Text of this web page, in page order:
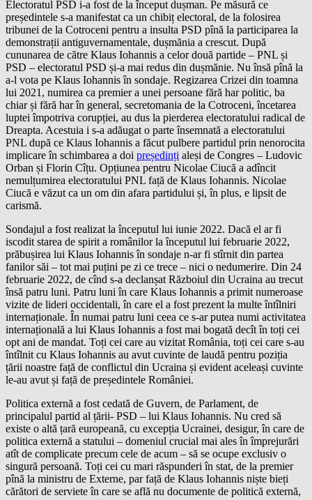
Electoratul PSD i-a fost de la început dușman. Pe măsură ce
președintele s-a manifestat ca un chibiț electoral, de la folosirea
tribunei de la Cotroceni pentru a insulta PSD pînă la participarea la
demonstrații antiguvernamentale, dușmănia a crescut. După
cununarea de către Klaus Iohannis a celor două partide – PNL și
PSD – electoratul PSD și-a mai redus din dușmănie. Nu însă pînă la
a-l vota pe Klaus Iohannis în sondaje. Regizarea Crizei din toamna
lui 2021, numirea ca premier a unei persoane fără har politic, ba
chiar și fără har în general, secretomania de la Cotroceni, încetarea
luptei împotriva corupției, au dus la pierderea electoratului radical de
Dreapta. Acestuia i s-a adăugat o parte însemnată a electoratului
PNL după ce Klaus Iohannis a făcut pulbere partidul prin nenorocita
implicare în schimbarea a doi președinți aleși de Congres – Ludovic
Orban și Florin Cîțu. Opțiunea pentru Nicolae Ciucă a adîncit
nemulțumirea electoratului PNL față de Klaus Iohannis. Nicolae
Ciucă e văzut ca un om din afara partidului și, în plus, e lipsit de
carismă.
Sondajul a fost realizat la începutul lui iunie 2022. Dacă el ar fi
iscodit starea de spirit a românilor la începutul lui februarie 2022,
prăbușirea lui Klaus Iohannis în sondaje n-ar fi stîrnit din partea
fanilor săi – tot mai puțini pe zi ce trece – nici o nedumerire. Din 24
februarie 2022, de cînd s-a declanșat Războiul din Ucraina au trecut
însă patru luni. Patru luni în care Klaus Iohannis a primit numeroase
vizite de lideri occidentali, în care el a fost prezent la multe întîlniri
internaționale. În numai patru luni ceea ce s-ar putea numi activitatea
internațională a lui Klaus Iohannis a fost mai bogată decît în toți cei
opt ani de mandat. Toți cei care au vizitat România, toți cei care s-au
întîlnit cu Klaus Iohannis au avut cuvinte de laudă pentru poziția
țării noastre față de conflictul din Ucraina și evident aceleași cuvinte
le-au avut și față de președintele României.
Politica externă a fost cedată de Guvern, de Parlament, de
principalul partid al țării- PSD – lui Klaus Iohannis. Nu cred să
existe o altă țară europeană, cu excepția Ucrainei, desigur, în care de
politica externă a statului – domeniul crucial mai ales în împrejurări
atît de complicate precum cele de acum – să se ocupe exclusiv o
singură persoană. Toți cei cu mari răspunderi în stat, de la premier
pînă la ministru de Externe, par față de Klaus Iohannis niște bieți
cărători de serviete în care se află nu documente de politică externă,